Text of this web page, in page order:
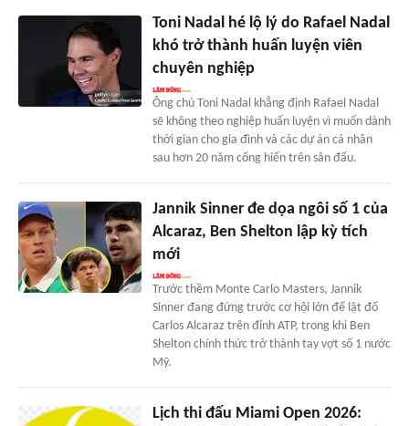
Toni Nadal hé lộ lý do Rafael Nadal
khó trở thành huấn luyện viên
chuyên nghiệp
Ông chú Toni Nadal khẳng định Rafael Nadal
sẽ không theo nghiệp huấn luyện vì muốn dành
thời gian cho gia đình và các dự án cá nhân
sau hơn 20 năm cống hiến trên sân đấu.
Jannik Sinner đe dọa ngôi số 1 của
Alcaraz, Ben Shelton lập kỳ tích
mới
Trước thềm Monte Carlo Masters, Jannik
Sinner đang đứng trước cơ hội lớn để lật đổ
Carlos Alcaraz trên đỉnh ATP, trong khi Ben
Shelton chính thức trở thành tay vợt số 1 nước
Mỹ.
Lịch thi đấu Miami Open 2026: